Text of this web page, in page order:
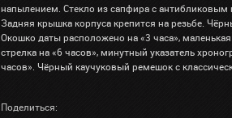
напылением. Стекло из сапфира с антибликовым
Задняя крышка корпуса крепится на резьбе.
Окошко даты расположено на «3 часа», маленькая
стрелка на «6 часов», минутный указатель
часов». Чёрный каучуковый ремешок с
Поделиться: